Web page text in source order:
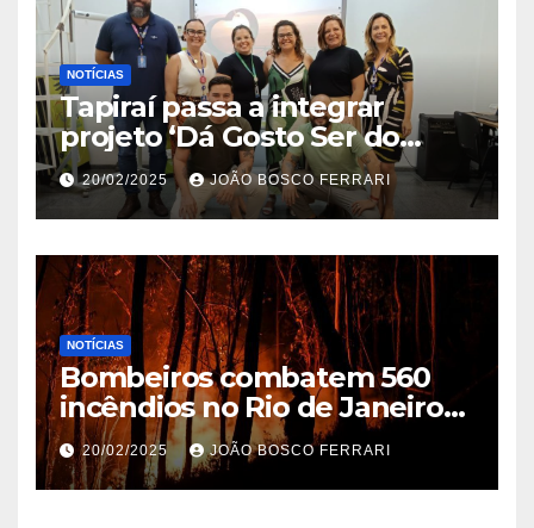
NOTÍCIAS
Tapiraí passa a integrar
projeto ‘Dá Gosto Ser do
Ribeira’ | ASN São Paulo
20/02/2025 JOÃO BOSCO FERRARI
NOTÍCIAS
Bombeiros combatem 560
incêndios no Rio de Janeiro
em 2025
20/02/2025 JOÃO BOSCO FERRARI